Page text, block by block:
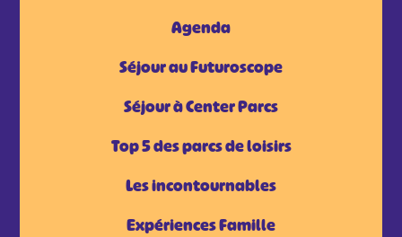
Agenda
Séjour au Futuroscope
Séjour à Center Parcs
Top 5 des parcs de loisirs
Les incontournables
Expériences Famille